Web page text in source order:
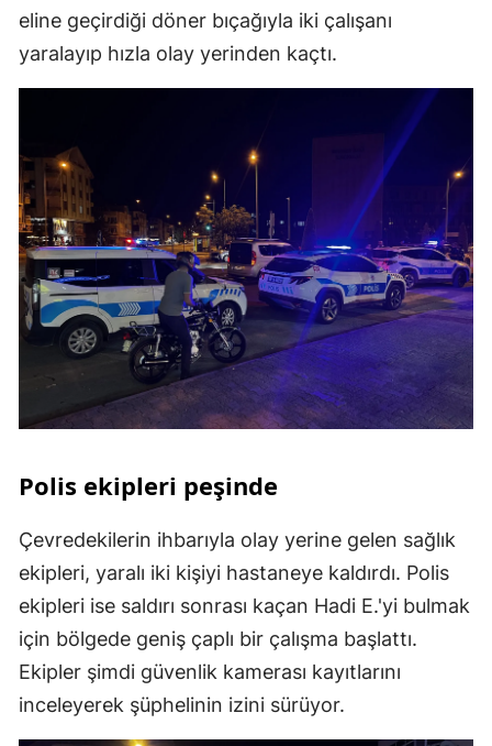
eline geçirdiği döner bıçağıyla iki çalışanı
yaralayıp hızla olay yerinden kaçtı.
Polis ekipleri peşinde
Çevredekilerin ihbarıyla olay yerine gelen sağlık
ekipleri, yaralı iki kişiyi hastaneye kaldırdı. Polis
ekipleri ise saldırı sonrası kaçan Hadi E.'yi bulmak
için bölgede geniş çaplı bir çalışma başlattı.
Ekipler şimdi güvenlik kamerası kayıtlarını
inceleyerek şüphelinin izini sürüyor.